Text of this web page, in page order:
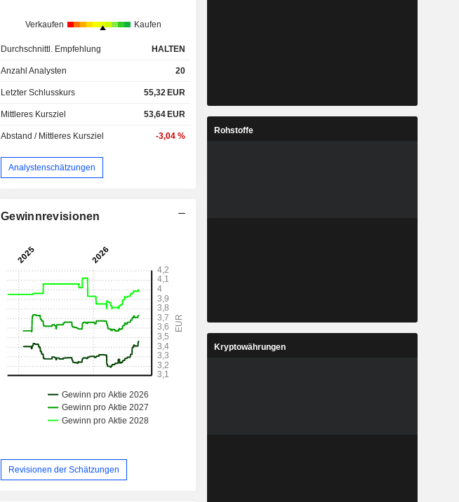
Verkaufen Kaufen
Durchschnittl. Empfehlung HALTEN
Anzahl Analysten 20
Letzter Schlusskurs 55,32 EUR
Mittleres Kursziel 53,64 EUR
Abstand / Mittleres Kursziel -3,04 %
Analystenschätzungen
Gewinnrevisionen
Revisionen der Schätzungen
Rohstoffe
Kryptowährungen